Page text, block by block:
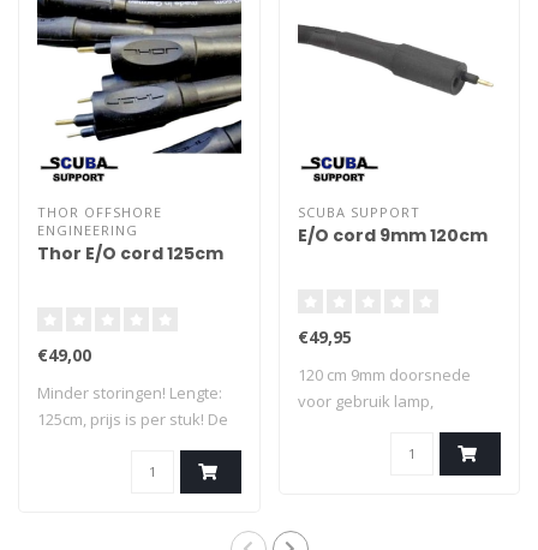
THOR OFFSHORE
ENGINEERING
Thor E/O cord 125cm
€49,00
Minder storingen! Lengte:
125cm, prijs is per stuk! De
SCUBA SUPPORT
E/O cord 9mm 120cm
€49,95
120 cm 9mm doorsnede
voor gebruik lamp,